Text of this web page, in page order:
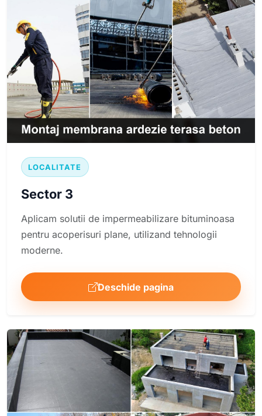
LOCALITATE
Sector 3
Aplicam solutii de impermeabilizare bituminoasa
pentru acoperisuri plane, utilizand tehnologii
moderne.
Deschide pagina